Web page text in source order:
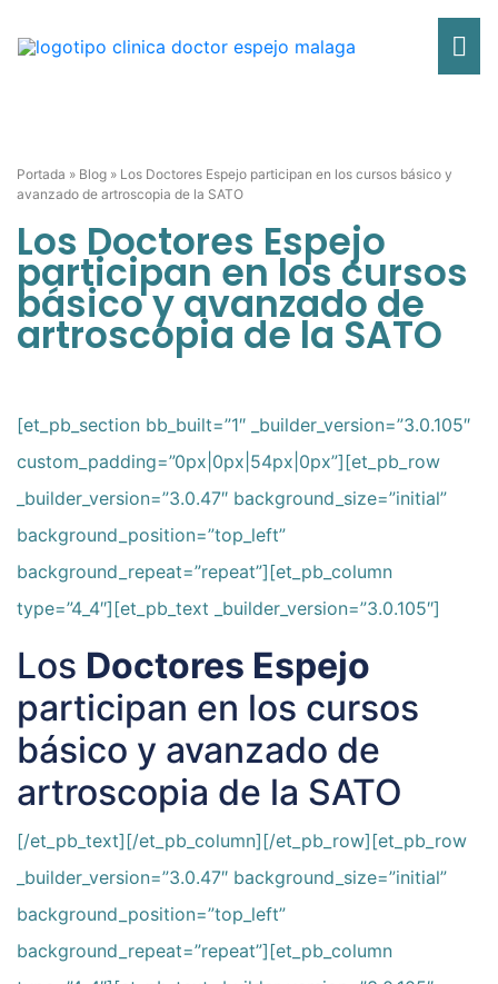
Portada » Blog » Los Doctores Espejo participan en los cursos básico y
avanzado de artroscopia de la SATO
Los Doctores Espejo
participan en los cursos
básico y avanzado de
artroscopia de la SATO
[et_pb_section bb_built=”1″ _builder_version=”3.0.105″
custom_padding=”0px|0px|54px|0px”][et_pb_row
_builder_version=”3.0.47″ background_size=”initial”
background_position=”top_left”
background_repeat=”repeat”][et_pb_column
type=”4_4″][et_pb_text _builder_version=”3.0.105″]
Los Doctores Espejo
participan en los cursos
básico y avanzado de
artroscopia de la SATO
[/et_pb_text][/et_pb_column][/et_pb_row][et_pb_row
_builder_version=”3.0.47″ background_size=”initial”
background_position=”top_left”
background_repeat=”repeat”][et_pb_column